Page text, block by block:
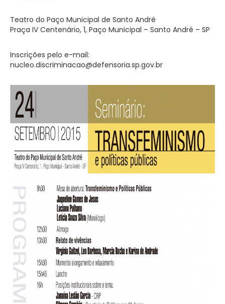
Teatro do Paço Municipal de Santo André
Praça IV Centenário, 1, Paço Municipal – Santo André – SP
Inscrições pelo e-mail:
nucleo.discriminacao@defensoria.sp.gov.br